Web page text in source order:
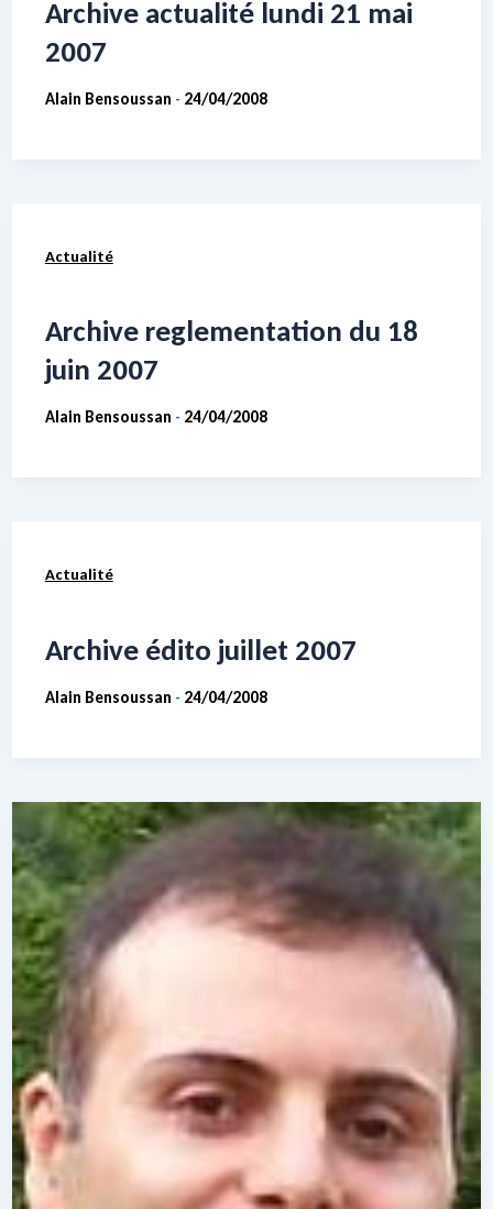
Archive actualité lundi 21 mai
2007
Alain Bensoussan - 24/04/2008
Actualité
Archive reglementation du 18
juin 2007
Alain Bensoussan - 24/04/2008
Actualité
Archive édito juillet 2007
Alain Bensoussan - 24/04/2008